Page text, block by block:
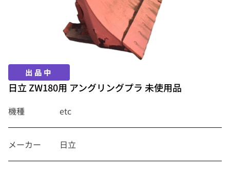
出品中
日立 ZW180用 アングリングプラ 未使用品
機種 etc
メーカー 日立